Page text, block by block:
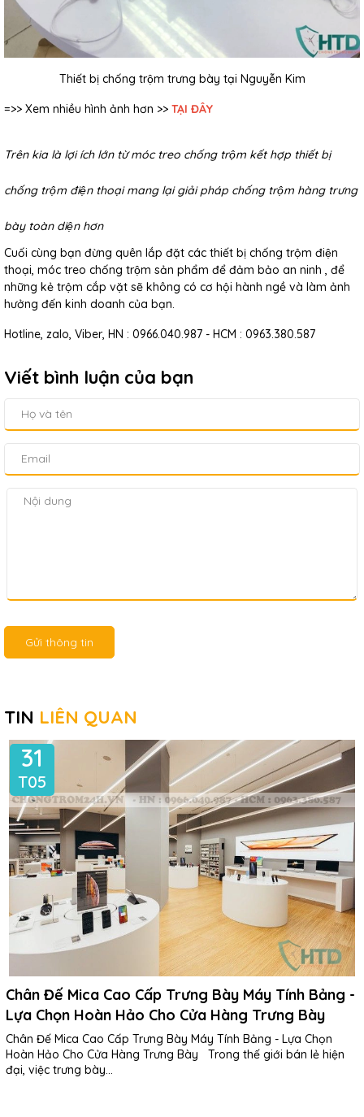
Thiết bị chống trộm trưng bày tại Nguyễn Kim
=>> Xem nhiều hình ảnh hơn >> TẠI ĐÂY
Trên kia là lợi ích lớn từ móc treo chống trộm kết hợp thiết bị
chống trộm điện thoại mang lại giải pháp chống trộm hàng trưng
bày toàn diện hơn
Cuối cùng bạn đừng quên lắp đặt các thiết bị chống trộm điện
thoại, móc treo chống trộm sản phẩm để đảm bảo an ninh , để
những kẻ trộm cắp vặt sẽ không có cơ hội hành ngề và làm ảnh
hưởng đến kinh doanh của bạn.
Hotline, zalo, Viber, HN : 0966.040.987 - HCM : 0963.380.587
Viết bình luận của bạn
Gửi thông tin
TIN LIÊN QUAN
31
T05
Chân Đế Mica Cao Cấp Trưng Bày Máy Tính Bảng -
Lựa Chọn Hoàn Hảo Cho Cửa Hàng Trưng Bày
Chân Đế Mica Cao Cấp Trưng Bày Máy Tính Bảng - Lựa Chọn
Hoàn Hảo Cho Cửa Hàng Trưng Bày Trong thế giới bán lẻ hiện
đại, việc trưng bày...